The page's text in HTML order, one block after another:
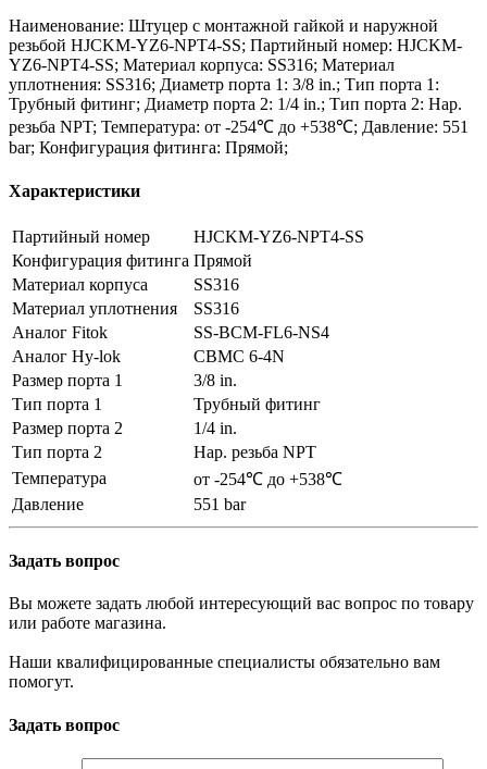
Наименование: Штуцер с монтажной гайкой и наружной
резьбой HJCKM-YZ6-NPT4-SS; Партийный номер: HJCKM-
YZ6-NPT4-SS; Материал корпуса: SS316; Материал
уплотнения: SS316; Диаметр порта 1: 3/8 in.; Тип порта 1:
Трубный фитинг; Диаметр порта 2: 1/4 in.; Тип порта 2: Нар.
резьба NPT; Температура: от -254℃ до +538℃; Давление: 551
bar; Конфигурация фитинга: Прямой;
Характеристики
Партийный номер
HJCKM-YZ6-NPT4-SS
Конфигурация фитинга Прямой
Материал корпуса
SS316
Материал уплотнения
SS316
Аналог Fitok
SS-BCM-FL6-NS4
Аналог Hy-lok
CBMC 6-4N
Размер порта 1
3/8 in.
Тип порта 1
Трубный фитинг
Размер порта 2
1/4 in.
Тип порта 2
Нар. резьба NPT
Температура
от -254℃ до +538℃
Давление
551 bar
Задать вопрос
Вы можете задать любой интересующий вас вопрос по товару
или работе магазина.
Наши квалифицированные специалисты обязательно вам
помогут.
Задать вопрос